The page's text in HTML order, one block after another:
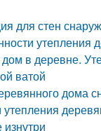
для стен
утепления
дом в деревне.
ватой
дома